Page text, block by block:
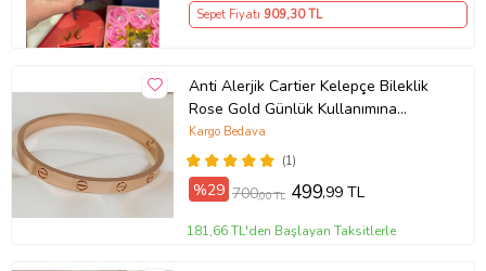
Sepet Fiyatı 909,30 TL
Anti Alerjik Cartier Kelepçe Bileklik
Rose Gold Günlük Kullanımına
Uygundur Kombinelerinizi
Tamamlayın Popüler Trend Hediye
Aksesuar Bijuteri Hediyelik Doğum
Günü Yıldönümü Bileklik Setleri
Hediyeleri Kız Bayan Bujiteri
(1)
Kargo Bedava
%29 700,00 TL 499,99 TL
181,66 TL'den Başlayan Taksitlerle